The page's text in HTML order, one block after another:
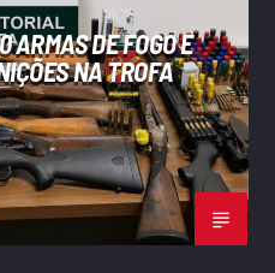
ARMAS DE FOGO E
NA TROFA